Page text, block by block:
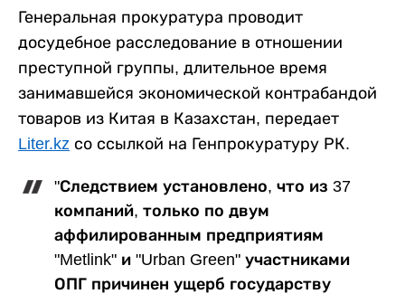
Генеральная прокуратура проводит
досудебное расследование в отношении
преступной группы, длительное время
занимавшейся экономической контрабандой
товаров из Китая в Казахстан, передает
Liter.kz со ссылкой на Генпрокуратуру РК.
"Следствием установлено, что из 37
компаний, только по двум
аффилированным предприятиям
"Metlink" и "Urban Green" участниками
ОПГ причинен ущерб государству